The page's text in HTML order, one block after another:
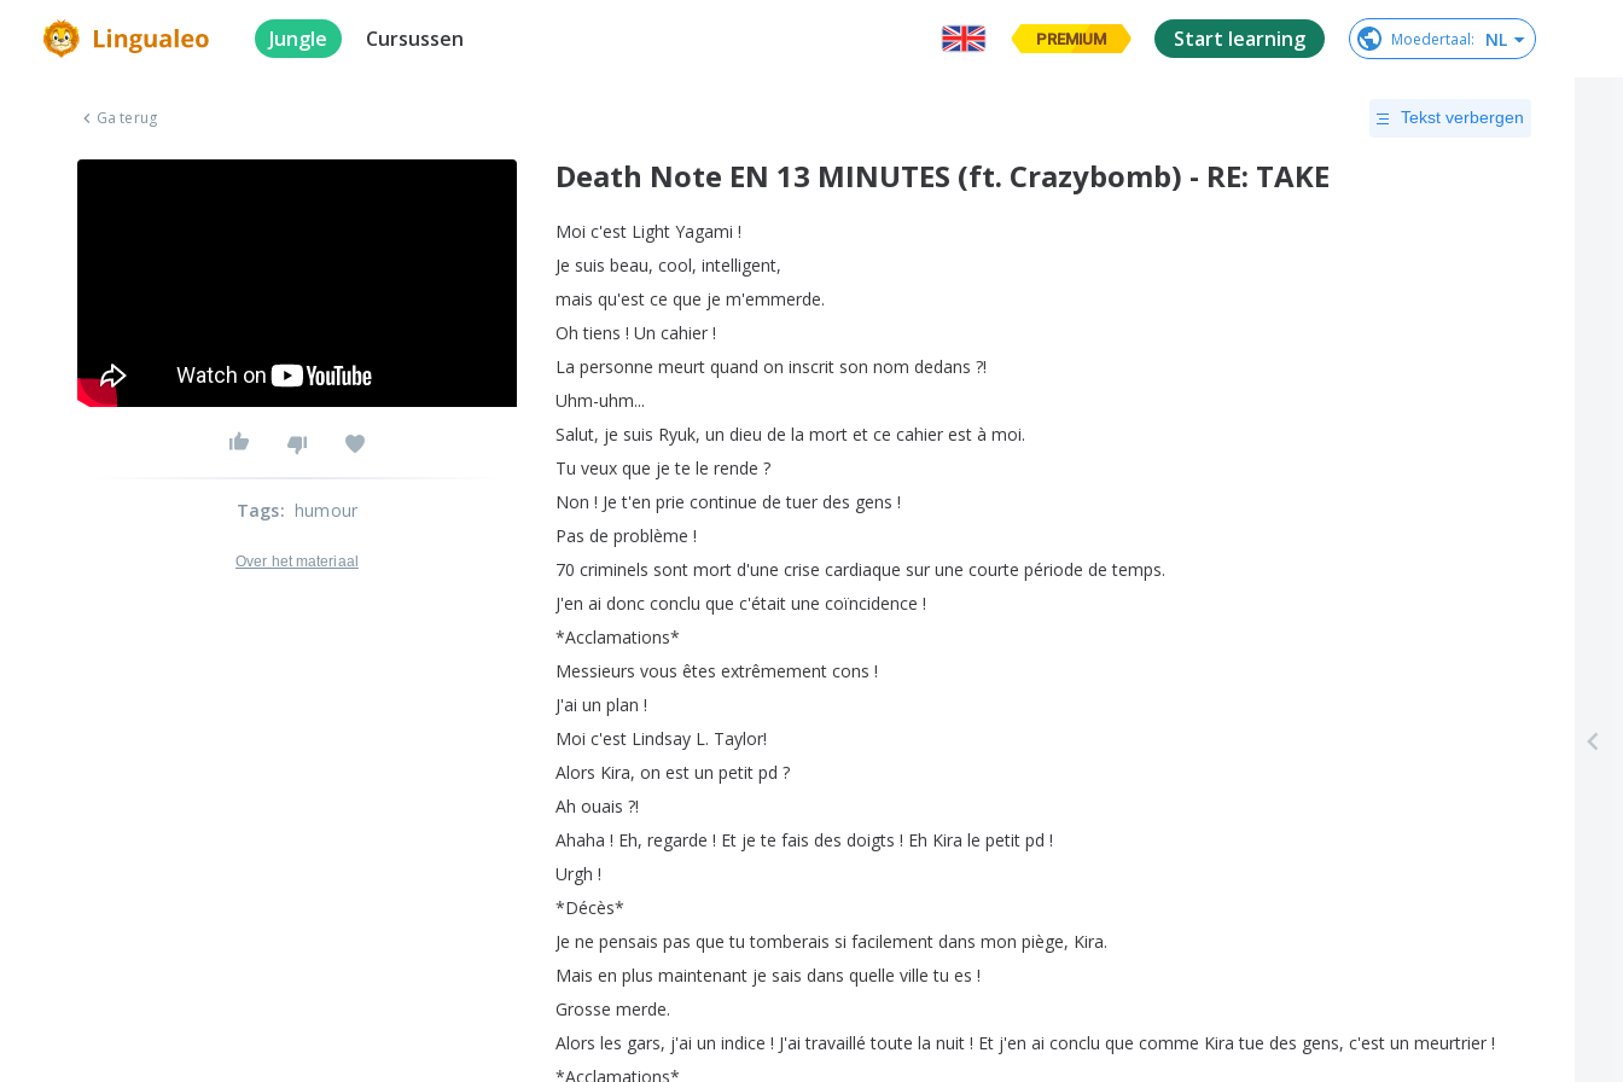
Jungle Cursussen PREMIUM Start learning Moedertaal: NL
Ga terug Tekst verbergen
Death Note EN 13 MINUTES (ft. Crazybomb) - RE: TAKE
Moi c'est Light Yagami !
Je suis beau, cool, intelligent,
mais qu'est ce que je m'emmerde.
Oh tiens ! Un cahier !
La personne meurt quand on inscrit son nom dedans ?!
Uhm-uhm...
Salut, je suis Ryuk, un dieu de la mort et ce cahier est à moi.
Tu veux que je te le rende ?
Non ! Je t'en prie continue de tuer des gens !
Pas de problème !
70 criminels sont mort d'une crise cardiaque sur une courte période de temps.
J'en ai donc conclu que c'était une coïncidence !
*Acclamations*
Messieurs vous êtes extrêmement cons !
J'ai un plan !
Moi c'est Lindsay L. Taylor!
Alors Kira, on est un petit pd ?
Ah ouais ?!
Ahaha ! Eh, regarde ! Et je te fais des doigts ! Eh Kira le petit pd !
Urgh !
*Décès*
Je ne pensais pas que tu tomberais si facilement dans mon piège, Kira.
Mais en plus maintenant je sais dans quelle ville tu es !
Grosse merde.
Alors les gars, j'ai un indice ! J'ai travaillé toute la nuit ! Et j'en ai conclu que comme Kira tue des gens, c'est un meurtrier !
*Acclamations*
Tags: humour
Over het materiaal